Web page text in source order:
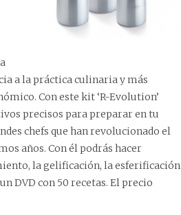
a la práctica culinaria y más
Con este kit ‘R-Evolution’
precisos para preparar en tu
chefs que han revolucionado el
años. Con él podrás hacer
la gelificación, la esferificación
DVD con 50 recetas. El precio